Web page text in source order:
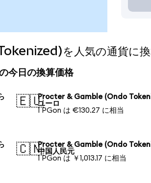
を人気の通貨に換
今日の換算価格
🇪🇺Procter & Gamble (Ondo
ユーロ
1 PGon は €130.27 に相当
🇨🇳Procter & Gamble (Ondo
中国人民元
1 PGon は ￥1,013.17 に相当